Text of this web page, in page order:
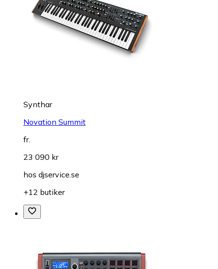
Synthar
Novation Summit
fr.
23 090 kr
hos djservice.se
+12 butiker